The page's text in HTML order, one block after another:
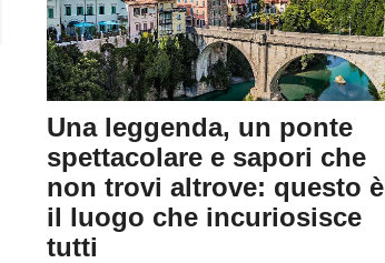
Una leggenda, un ponte
spettacolare e sapori che
non trovi altrove: questo è
il luogo che incuriosisce
tutti